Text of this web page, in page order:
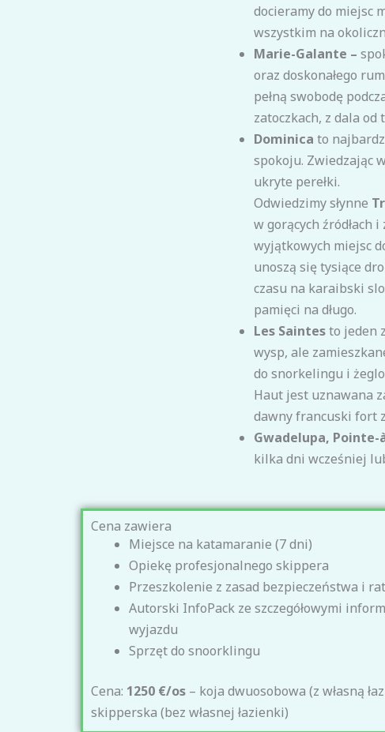
docieramy do miejsc
wszystkim na
Marie-Galante –
oraz doskonałego
pełną swobodę
zatoczkach, z dala od
Dominica to
spokoju. Zwiedzając
ukryte perełki.
Odwiedzimy słynne
w gorących źródłach
wyjątkowych miejsc
unoszą się tysiące
czasu na karaibski
pamięci na długo.
Les Saintesto jeden
wysp, ale
do snorkelingu i
Haut jest uznawana
dawny francuski fort
Gwadelupa,
kilka dni wcześniej
Cena zawiera
Miejsce na katamaranie (7 dni)
Opiekę profesjonalnego skippera
Przeszkolenie z zasad bezpieczeństwa i
Autorski InfoPack ze szczegółowymi
wyjazdu
Sprzęt do snoorklingu
Cena: 1250 €/os – koja dwuosobowa (z własną
skipperska (bez własnej łazienki)